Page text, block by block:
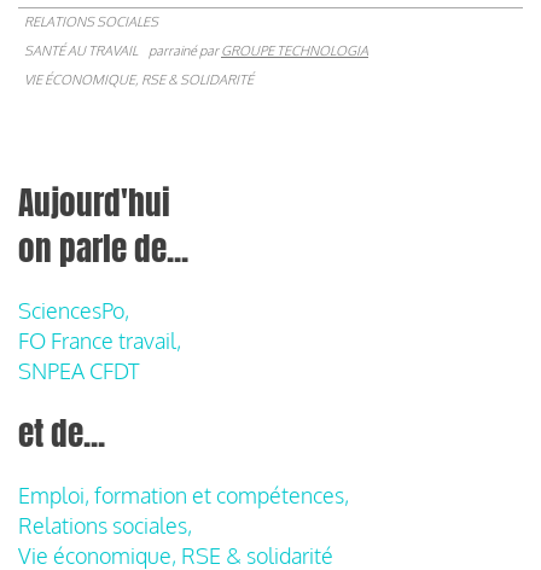
RELATIONS SOCIALES
SANTÉ AU TRAVAIL
parrainé parGROUPE TECHNOLOGIA
VIE ÉCONOMIQUE, RSE & SOLIDARITÉ
Aujourd'hui
on parle de...
SciencesPo,
FO France travail,
SNPEA CFDT
et de...
Emploi, formation et compétences,
Relations sociales,
Vie économique, RSE & solidarité